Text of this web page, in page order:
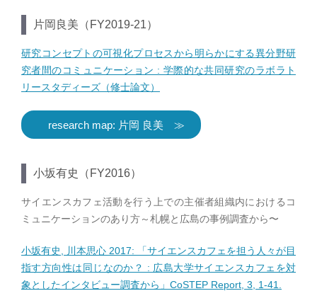
片岡良美（FY2019-21）
研究コンセプトの可視化プロセスから明らかにする異分野研
究者間のコミュニケーション : 学際的な共同研究のラボラト
リースタディーズ（修士論文）
research map: 片岡 良美
小坂有史（FY2016）
サイエンスカフェ活動を行う上での主催者組織内におけるコ
ミュニケーションのあり方～札幌と広島の事例調査から〜
小坂有史, 川本思心 2017: 「サイエンスカフェを担う人々が目
指す方向性は同じなのか？ : 広島大学サイエンスカフェを対
象としたインタビュー調査から」CoSTEP Report, 3, 1-41.